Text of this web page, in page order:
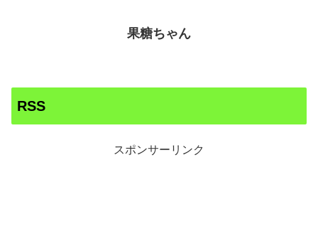
果糖ちゃん
RSS
スポンサーリンク